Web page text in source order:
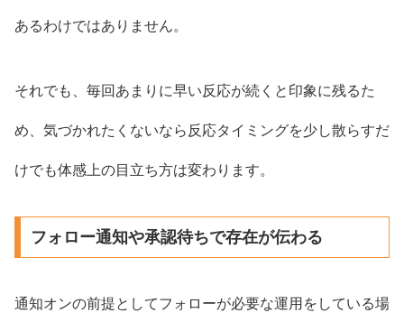
あるわけではありません。
それでも、毎回あまりに早い反応が続くと印象に残るた
め、気づかれたくないなら反応タイミングを少し散らすだ
けでも体感上の目立ち方は変わります。
フォロー通知や承認待ちで存在が伝わる
通知オンの前提としてフォローが必要な運用をしている場